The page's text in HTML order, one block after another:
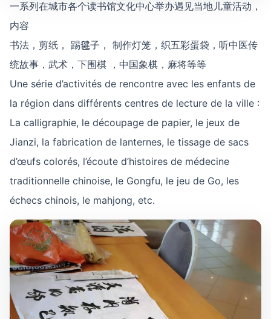
一系列在城市各个读书馆文化中心举办遇见当地儿童活动，
内容
书法，剪纸， 踢毽子， 制作灯笼，织五彩蛋袋，听中医传
统故事，武术，下围棋 ，中国象棋，麻将等等
Une série d’activités de rencontre avec les enfants de
la région dans différents centres de lecture de la ville :
La calligraphie, le découpage de papier, le jeux de
Jianzi, la fabrication de lanternes, le tissage de sacs
d’œufs colorés, l’écoute d’histoires de médecine
traditionnelle chinoise, le Gongfu, le jeu de Go, les
échecs chinois, le mahjong, etc.